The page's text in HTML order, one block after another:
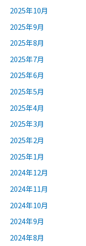
2025年10月
2025年9月
2025年8月
2025年7月
2025年6月
2025年5月
2025年4月
2025年3月
2025年2月
2025年1月
2024年12月
2024年11月
2024年10月
2024年9月
2024年8月